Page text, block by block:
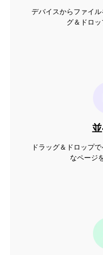
デバイスからファイ
グ＆ドロッ
ドラッグ＆ドロップ
なページ